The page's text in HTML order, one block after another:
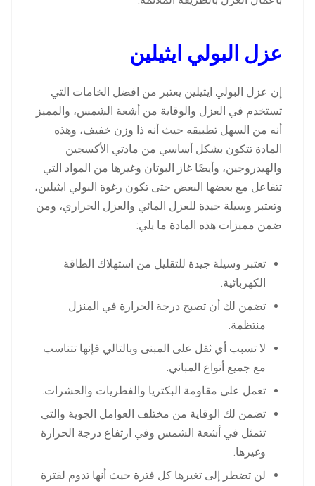
عزل البولي ايثيلين
إن عزل البولي ايثيلين يعتبر من افضل الخامات التي
تستخدم في العزل والوقاية من أشعة الشمس، والمميز
أنه من السهل تطبيقه حيث أنه ذا وزن خفيف، وهذه
المادة تتكون بشكل أساسي من مادتي الأكسجين
والهيدروجين، وأيضًا غاز البوتان وغيرها من المواد التي
تتفاعل مع بعضها البعض حتى تكون رغوة البولي ايثيلين،
وتعتبر وسيلة جيدة للعزل المائي والعزل الحراري، ومن
ضمن مميزات هذه المادة ما يلي:
تعتبر وسيلة جيدة للتقليل من استهلاك الطاقة
الكهربائية.
تضمن لك أن تصبح درجة الحرارة في المنزل
منتظمة.
لا تسبب أي ثقل على المبنى وبالتالي فإنها تتناسب
مع جميع أنواع المباني.
تعمل على مقاومة البكتريا والفطريات والحشرات.
تضمن لك الوقاية من مختلف العوامل الجوية والتي
تتمثل في أشعة الشمس وفي ارتفاع درجة الحرارة
وغيرها.
لن تضطر إلى تغيرها كل فترة حيث أنها تدوم لفترة